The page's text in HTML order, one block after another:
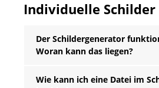
Individuelle Schilder
Der Schildergenerator
Woran kann das liegen?
Wie kann ich eine Datei im